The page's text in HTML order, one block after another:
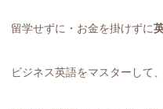
留学せずに・お金を掛けずに
ビジネス英語をマスターして、